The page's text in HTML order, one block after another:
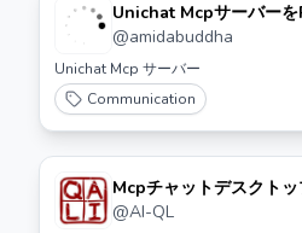
Unichat McpサーバーをPythonで作成す
ーは、リアルタイムチ
です。このガイドでは
ーを作成する方法を説明します。 必要なライブラリ
インストールする必要があります。 ```bash
socketio ``` サーバーのコード 以下は、基本的なUnichat Mcpサーバーの
コードです。 ```python from flask import Flask, render_template
from flask_socketio import
socketio = SocketIO(app) @app.route('/') def index():
@amidabuddha
Unichat Mcp サーバー
Communication
Mcpチャットデスクトッ
@AI-QL